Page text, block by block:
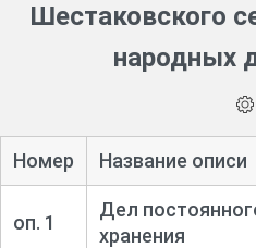
Шестаковского
народных
Номер Название описи
оп. 1
Дел
хранения